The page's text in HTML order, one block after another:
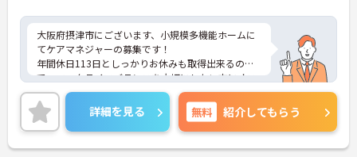
大阪府摂津市にございます、小規模多機能ホームに
てケアマネジャーの募集です！
年間休日113日としっかりお休みも取得出来るの
で、ワークライフバランスを大切にしたい方にオス
スメです♪
賞与や各種手当あり！頑張りをしっかりと評価して
いるので、モチベーションを保ちやすい環境です◎
ご興味のある方は、マイナビ介護職までお問い合わ
せください。
詳細を見る 無料 紹介してもらう